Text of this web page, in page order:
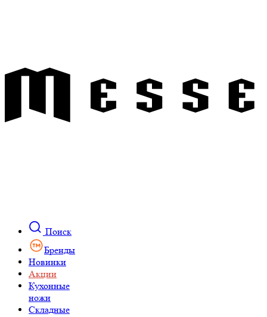
Поиск
Бренды
Новинки
Акции
Кухонные
ножи
Складные